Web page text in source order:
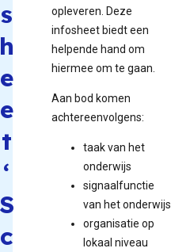
s
e
e
t
‘
c
opleveren. Deze
infosheet biedt een
helpende hand om
hiermee om te gaan.
Aan bod komen
achtereenvolgens:
taak van het
onderwijs
signaalfunctie
van het onderwijs
organisatie op
lokaal niveau